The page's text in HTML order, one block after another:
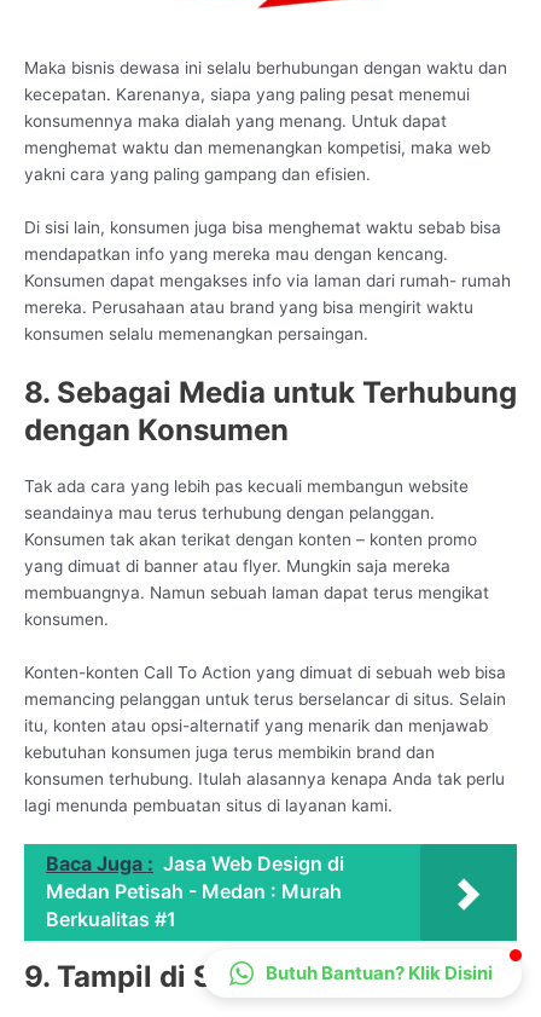
Maka bisnis dewasa ini selalu berhubungan dengan waktu dan
kecepatan. Karenanya, siapa yang paling pesat menemui
konsumennya maka dialah yang menang. Untuk dapat
menghemat waktu dan memenangkan kompetisi, maka web
yakni cara yang paling gampang dan efisien.
Di sisi lain, konsumen juga bisa menghemat waktu sebab bisa
mendapatkan info yang mereka mau dengan kencang.
Konsumen dapat mengakses info via laman dari rumah- rumah
mereka. Perusahaan atau brand yang bisa mengirit waktu
konsumen selalu memenangkan persaingan.
8. Sebagai Media untuk Terhubung
dengan Konsumen
Tak ada cara yang lebih pas kecuali membangun website
seandainya mau terus terhubung dengan pelanggan.
Konsumen tak akan terikat dengan konten – konten promo
yang dimuat di banner atau flyer. Mungkin saja mereka
membuangnya. Namun sebuah laman dapat terus mengikat
konsumen.
Konten-konten Call To Action yang dimuat di sebuah web bisa
memancing pelanggan untuk terus berselancar di situs. Selain
itu, konten atau opsi-alternatif yang menarik dan menjawab
kebutuhan konsumen juga terus membikin brand dan
konsumen terhubung. Itulah alasannya kenapa Anda tak perlu
lagi menunda pembuatan situs di layanan kami.
Baca Juga : Jasa Web Design di
Medan Petisah - Medan : Murah
Berkualitas #1
9. Tampil di Search Engine
CS Lenteraweb
Online
Butuh Bantuan? Klik Disini